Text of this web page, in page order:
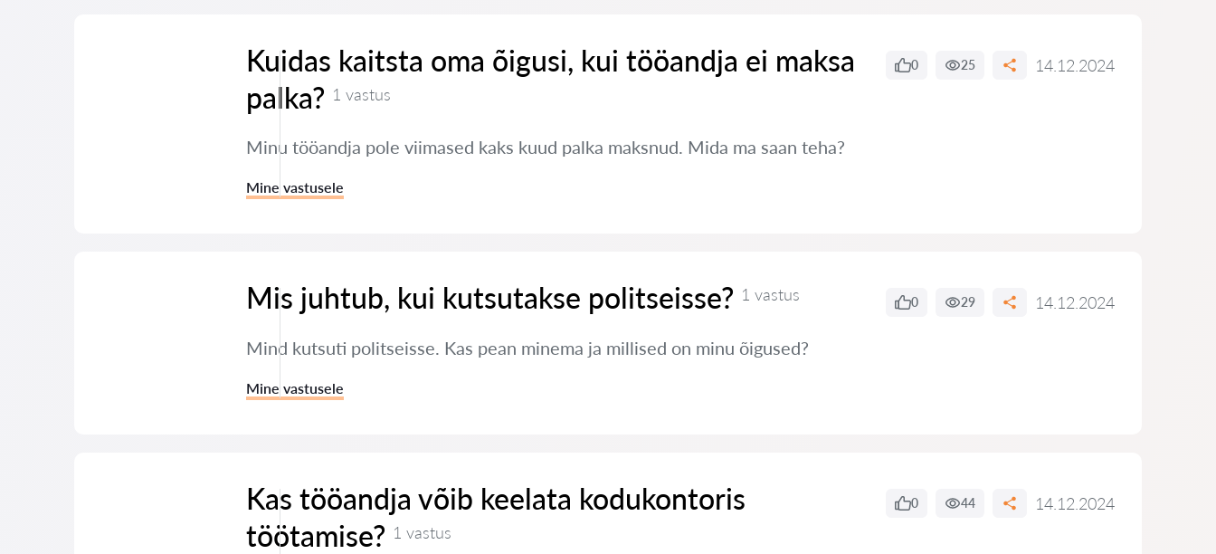
Kuidas kaitsta oma õigusi, kui tööandja ei maksa
palka? 1 vastus
0 25 14.12.2024
Minu tööandja pole viimased kaks kuud palka maksnud. Mida ma saan teha?
Mine vastusele
Mis juhtub, kui kutsutakse politseisse? 1 vastus 0 29 14.12.2024
Mind kutsuti politseisse. Kas pean minema ja millised on minu õigused?
Mine vastusele
Kas tööandja võib keelata kodukontoris
töötamise? 1 vastus
0 44 14.12.2024